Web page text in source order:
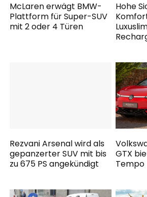
McLaren erwägt BMW-
Plattform für Super-SUV
mit 2 oder 4 Türen
Hohe
Rezvani Arsenal wird als
gepanzerter SUV mit bis
zu 675 PS angekündigt
GTX
Tempo